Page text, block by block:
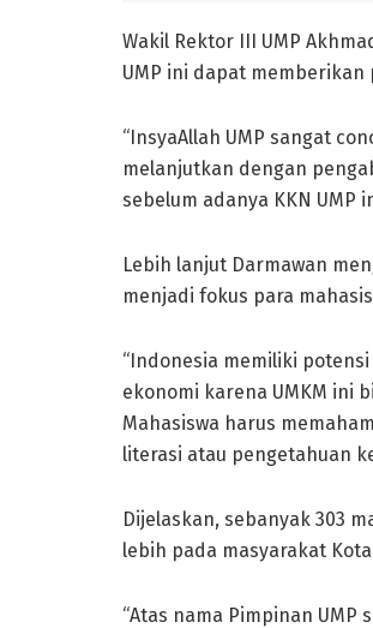
Wakil Rektor III UMP
UMP ini dapat
“InsyaAllah UMP sangat
melanjutkan dengan
sebelum adanya KKN UMP
Lebih lanjut Darmawan
menjadi fokus para
“Indonesia memiliki
ekonomi karena UMKM ini
Mahasiswa harus
literasi atau pengetahuan
Dijelaskan, sebanyak 303
lebih pada masyarakat
“Atas nama Pimpinan UMP